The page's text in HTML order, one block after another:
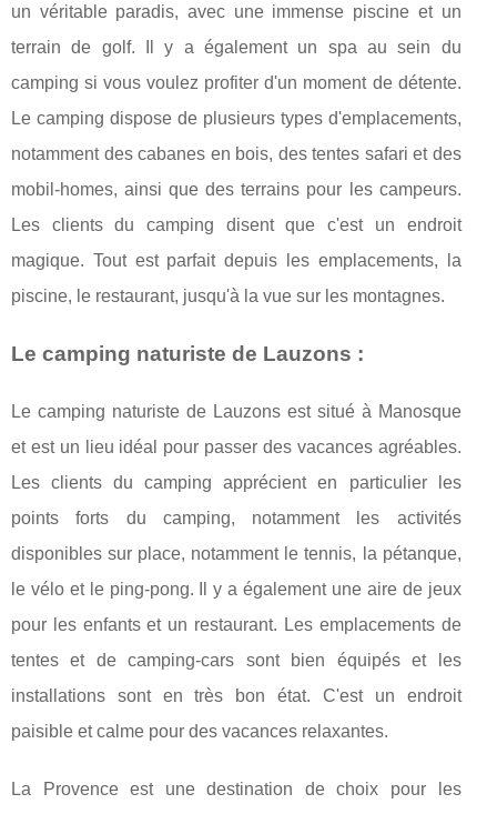
un véritable paradis, avec une immense piscine et un
terrain de golf. Il y a également un spa au sein du
camping si vous voulez profiter d'un moment de détente.
Le camping dispose de plusieurs types d'emplacements,
notamment des cabanes en bois, des tentes safari et des
mobil-homes, ainsi que des terrains pour les campeurs.
Les clients du camping disent que c'est un endroit
magique. Tout est parfait depuis les emplacements, la
piscine, le restaurant, jusqu'à la vue sur les montagnes.
Le camping naturiste de Lauzons :
Le camping naturiste de Lauzons est situé à Manosque
et est un lieu idéal pour passer des vacances agréables.
Les clients du camping apprécient en particulier les
points forts du camping, notamment les activités
disponibles sur place, notamment le tennis, la pétanque,
le vélo et le ping-pong. Il y a également une aire de jeux
pour les enfants et un restaurant. Les emplacements de
tentes et de camping-cars sont bien équipés et les
installations sont en très bon état. C'est un endroit
paisible et calme pour des vacances relaxantes.
La Provence est une destination de choix pour les